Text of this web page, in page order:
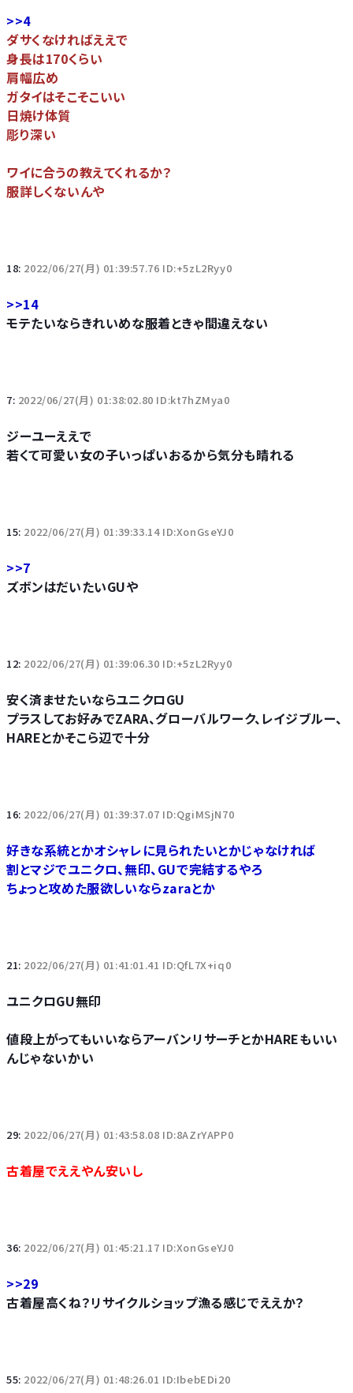
>>4
ダサくなければええで
身長は170くらい
肩幅広め
ガタイはそこそこいい
日焼け体質
彫り深い
ワイに合うの教えてくれるか？
服詳しくないんや
18: 2022/06/27(月) 01:39:57.76 ID:+5zL2Ryy0
>>14
モテたいならきれいめな服着ときゃ間違えない
7: 2022/06/27(月) 01:38:02.80 ID:kt7hZMya0
ジーユーええで
若くて可愛い女の子いっぱいおるから気分も晴れる
15: 2022/06/27(月) 01:39:33.14 ID:XonGseYJ0
>>7
ズボンはだいたいGUや
12: 2022/06/27(月) 01:39:06.30 ID:+5zL2Ryy0
安く済ませたいならユニクロGU
プラスしてお好みでZARA、グローバルワーク、レイジブルー、
HAREとかそこら辺で十分
16: 2022/06/27(月) 01:39:37.07 ID:QgiMSjN70
好きな系統とかオシャレに見られたいとかじゃなければ
割とマジでユニクロ、無印、GUで完結するやろ
ちょっと攻めた服欲しいならzaraとか
21: 2022/06/27(月) 01:41:01.41 ID:QfL7X+iq0
ユニクロGU無印
値段上がってもいいならアーバンリサーチとかHAREもいい
んじゃないかい
29: 2022/06/27(月) 01:43:58.08 ID:8AZrYAPP0
古着屋でええやん安いし
36: 2022/06/27(月) 01:45:21.17 ID:XonGseYJ0
>>29
古着屋高くね？リサイクルショップ漁る感じでええか？
55: 2022/06/27(月) 01:48:26.01 ID:IbebEDi20